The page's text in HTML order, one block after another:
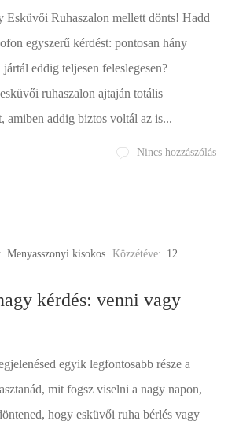
Esküvői Ruhaszalon mellett dönts! Hadd
egyszerű kérdést: pontosan hány
eddig teljesen feleslegesen?
ruhaszalon ajtaján totális
amiben addig biztos voltál az is...
Nincs hozzászólás
Menyasszonyi kisokos Közzétéve: 12
kérdés: venni vagy
egyik legfontosabb része a
mit fogsz viselni a nagy napon,
hogy esküvői ruha bérlés vagy